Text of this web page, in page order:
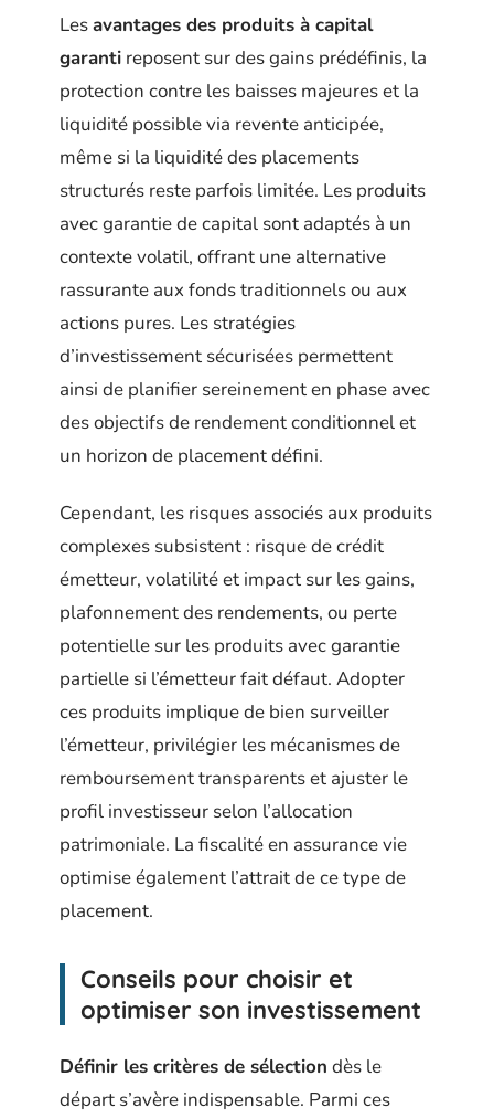
Lesavantages des produits à capital
garanti reposent sur des gains prédéfinis, la
protection contre les baisses majeures et la
liquidité possible via revente anticipée,
même si la liquidité des placements
structurés reste parfois limitée. Les produits
avec garantie de capital sont adaptés à un
contexte volatil, offrant une alternative
rassurante aux fonds traditionnels ou aux
actions pures. Les stratégies
d’investissement sécurisées permettent
ainsi de planifier sereinement en phase avec
des objectifs de rendement conditionnel et
un horizon de placement défini.
Cependant, les risques associés aux produits
complexes subsistent : risque de crédit
émetteur, volatilité et impact sur les gains,
plafonnement des rendements, ou perte
potentielle sur les produits avec garantie
partielle si l’émetteur fait défaut. Adopter
ces produits implique de bien surveiller
l’émetteur, privilégier les mécanismes de
remboursement transparents et ajuster le
profil investisseur selon l’allocation
patrimoniale. La fiscalité en assurance vie
optimise également l’attrait de ce type de
placement.
Conseils pour choisir et
optimiser son investissement
Définir les critères de sélection dès le
départ s’avère indispensable. Parmi ces